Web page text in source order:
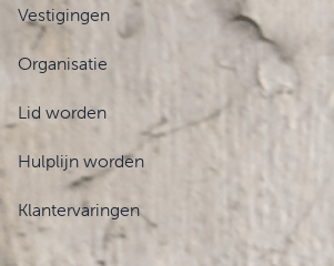
Vestigingen
Organisatie
Lid worden
Hulplijn worden
Klantervaringen